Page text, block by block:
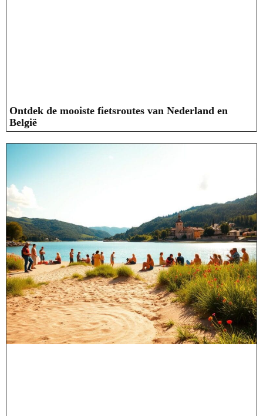
Ontdek de mooiste fietsroutes van Nederland en
België